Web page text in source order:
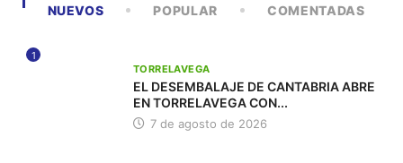
NUEVOS POPULAR COMENTADAS
1
TORRELAVEGA
EL DESEMBALAJE DE CANTABRIA ABRE
EN TORRELAVEGA CON...
7 de agosto de 2026